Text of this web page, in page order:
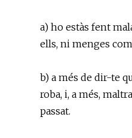
a) ho estàs fent
ells, ni menges
b) a més de dir-te
roba, i, a més,
passat.